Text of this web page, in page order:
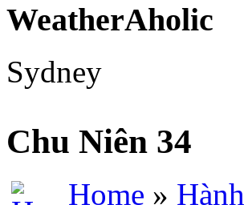
WeatherAholic
Sydney
Chu Niên 34
Home »